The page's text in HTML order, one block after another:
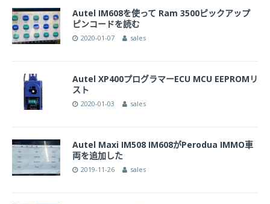
Autel IM608を使って Ram 3500ピックアップ
ピンコードを読む
2020-01-07 sales
Autel XP400プログラマーECU MCU EEPROMリ
スト
2020-01-03 sales
Autel Maxi IM508 IM608がPerodua IMMO車
両を追加した
2019-11-26 sales